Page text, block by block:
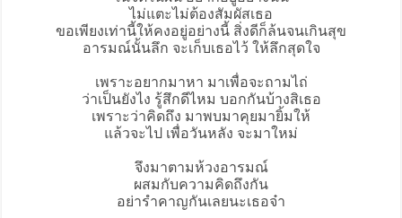
ไม่แตะไม่ต้องสัมผัสเธอ
ขอเพียงเท่านี้ให้คงอยู่อย่างนี้ สิ่งดีก็ล้นจนเกินสุข
อารมณ์นั้นลึก จะเก็บเธอไว้ ให้ลึกสุดใจ
เพราะอยากมาหา มาเพื่อจะถามไถ่
ว่าเป็นยังไง รู้สึกดีไหม บอกกันบ้างสิเธอ
เพราะว่าคิดถึง มาพบมาคุยมายิ้มให้
แล้วจะไป เพื่อวันหลัง จะมาใหม่
จึงมาตามห้วงอารมณ์
ผสมกับความคิดถึงกัน
อย่ารำคาญกันเลยนะเธอจ๋า